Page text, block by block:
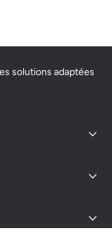
solutions adaptées